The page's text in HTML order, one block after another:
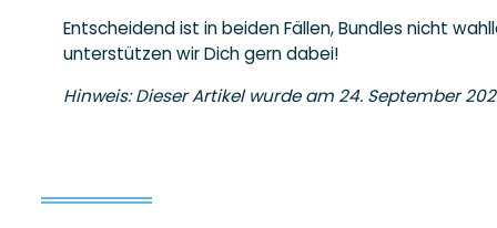
Entscheidend ist in beiden Fällen, Bundles nicht
unterstützen wir Dich gern dabei!
Hinweis: Dieser Artikel wurde am 24. September